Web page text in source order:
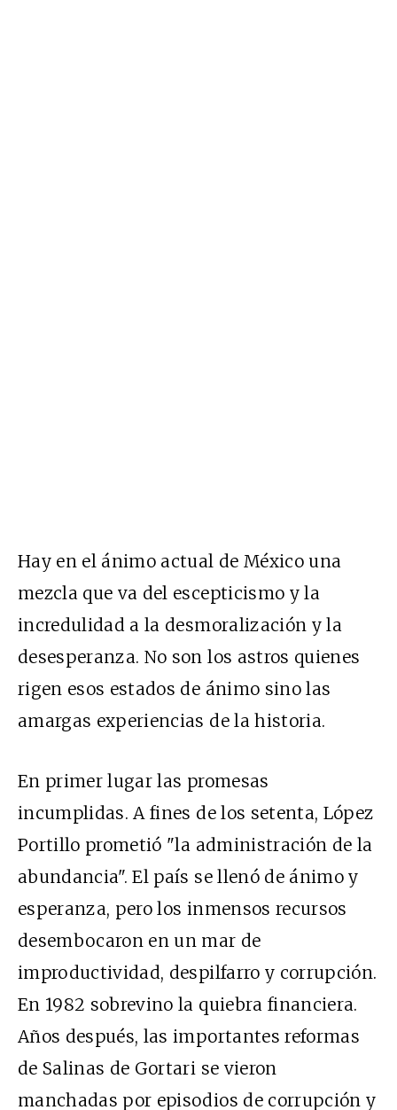
Hay en el ánimo actual de México una
mezcla que va del escepticismo y la
incredulidad a la desmoralización y la
desesperanza. No son los astros quienes
rigen esos estados de ánimo sino las
amargas experiencias de la historia.
En primer lugar las promesas
incumplidas. A fines de los setenta, López
Portillo prometió "la administración de la
abundancia". El país se llenó de ánimo y
esperanza, pero los inmensos recursos
desembocaron en un mar de
improductividad, despilfarro y corrupción.
En 1982 sobrevino la quiebra financiera.
Años después, las importantes reformas
de Salinas de Gortari se vieron
manchadas por episodios de corrupción y